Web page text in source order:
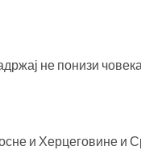
не понизи човека.
и Херцеговине и